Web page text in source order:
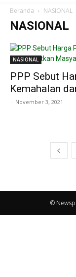
Beranda NASIONAL
NASIONAL
NASIONAL
PPP Sebut
Kemahalan
- November 3, 2021
©